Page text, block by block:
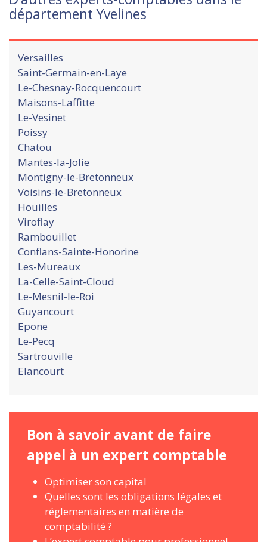
département Yvelines
Versailles
Saint-Germain-en-Laye
Le-Chesnay-Rocquencourt
Maisons-Laffitte
Le-Vesinet
Poissy
Chatou
Mantes-la-Jolie
Montigny-le-Bretonneux
Voisins-le-Bretonneux
Houilles
Viroflay
Rambouillet
Conflans-Sainte-Honorine
Les-Mureaux
La-Celle-Saint-Cloud
Le-Mesnil-le-Roi
Guyancourt
Epone
Le-Pecq
Sartrouville
Elancourt
Bon à savoir avant de faire
appel à un expert comptable
Optimiser son capital
Quelles sont les obligations légales et
réglementaires en matière de
comptabilité ?